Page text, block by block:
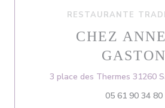
RESTAURANTE
CHEZ
GASTON
3 place des Thermes 31260
05 61 90 34 80